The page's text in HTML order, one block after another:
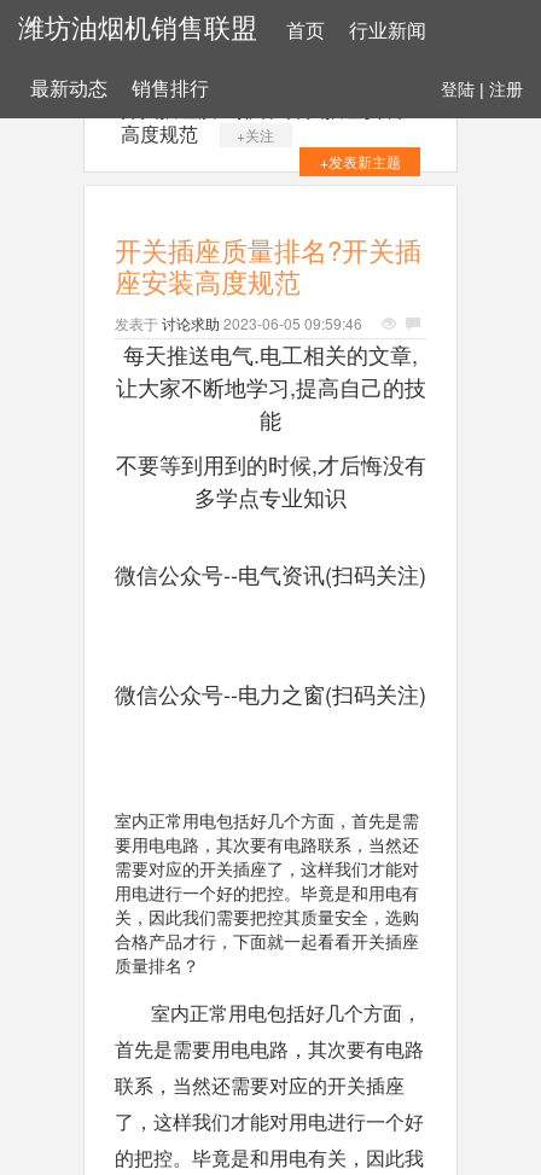
潍坊油烟机销售联盟 首页 行业新闻
最新动态 销售排行 登陆 | 注册
高度规范
+关注
+发表新主题
开关插座质量排名?开关插
座安装高度规范
发表于讨论求助 2023-06-05 09:59:46
每天推送电气.电工相关的文章,
让大家不断地学习,提高自己的技
能
不要等到用到的时候,才后悔没有
多学点专业知识
微信公众号--电气资讯(扫码关注)
微信公众号--电力之窗(扫码关注)
室内正常用电包括好几个方面，首先是需
要用电电路，其次要有电路联系，当然还
需要对应的开关插座了，这样我们才能对
用电进行一个好的把控。毕竟是和用电有
关，因此我们需要把控其质量安全，选购
合格产品才行，下面就一起看看开关插座
质量排名？
室内正常用电包括好几个方面，
首先是需要用电电路，其次要有电路
联系，当然还需要对应的开关插座
了，这样我们才能对用电进行一个好
的把控。毕竟是和用电有关，因此我